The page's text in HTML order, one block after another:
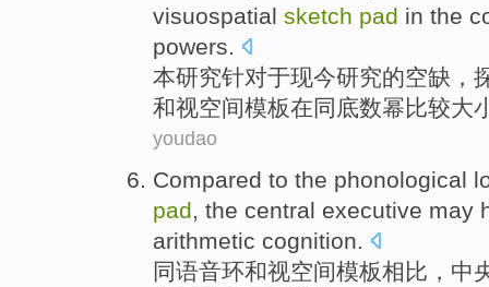
visuospatial sketch pad in the
powers.
本研究针对于现今研究的空缺，
和视空间模板在同 底数幂比较大
youdao
Compared to the phonological
pad, the central executive may
arithmetic cognition.
同语音环和视空间模板相比 ， 中